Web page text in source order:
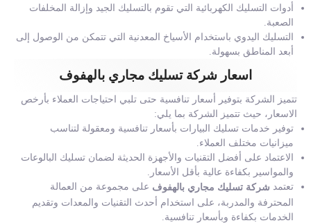
أدوات التسليك الكهربائية التي تقوم بالتسليك الجيد وإزالة المخلفات
الصعبة.
التسليك اليدوي باستخدام الأسياخ المعدنية التي تتمكن من الوصول إلى
أبعد المناطق بسهولة.
اسعار شركة تسليك مجاري بالهفوف
تتميز الشركة بتوفير أسعار تنافسية حتى تلبي احتياجات العملاء بأرخص
الاسعار، حيث تتميز الشركة بما يلي:
توفير خدمات تسليك البيارات بأسعار تنافسية ومعقولة لتناسب
ميزانيات مختلف العملاء.
الاعتماد على أفضل التقنيات والأجهزة الحديثة لضمان تسليك البالوعات
والمواسير بكفاءة عالية بأقل الأسعار.
تعتمد شركة تسليك مجاري بالهفوف على مجموعة من العمالة
المحترفة والمدربة، على استخدام أحدث التقنيات والمعدات وتقديم
الخدمات بكفاءة وبأسعار تنافسية.